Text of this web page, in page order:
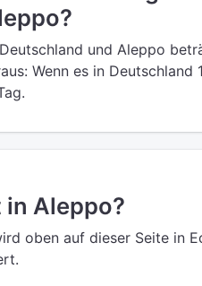
und Aleppo
Wenn es in
Aleppo?
oben auf dieser Seite in